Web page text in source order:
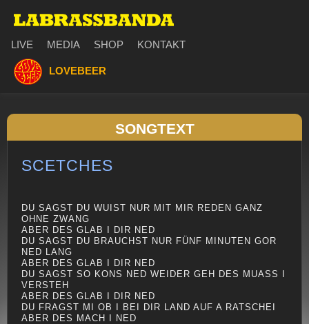
LIVE MEDIA SHOP KONTAKT
LOVEBEER
SONGTEXT
SCETCHES
DU SAGST DU WUIST NUR MIT MIR REDEN GANZ
OHNE ZWANG
ABER DES GLAB I DIR NED
DU SAGST DU BRAUCHST NUR FÜNF MINUTEN GOR
NED LANG
ABER DES GLAB I DIR NED
DU SAGST SO KONS NED WEIDER GEH DES MUASS I
VERSTEH
ABER DES GLAB I DIR NED
DU FRAGST MI OB I BEI DIR LAND AUF A RATSCHEI
ABER DES MACH I NED